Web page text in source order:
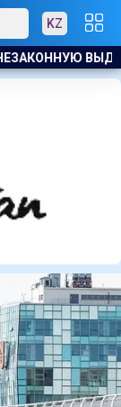
KZ
УЕФА